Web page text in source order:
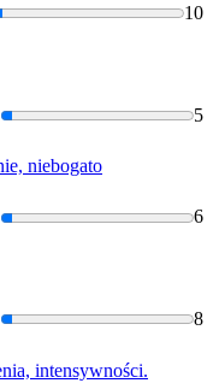
10
5
niebogato
6
8
intensywności.